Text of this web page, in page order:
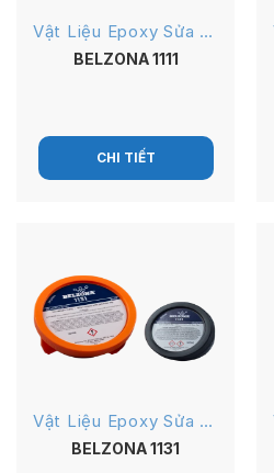
Vật Liệu Epoxy Sửa Chữa
BELZONA 1111
CHI TIẾT
Vật Liệu Epoxy Sửa Chữa
BELZONA 1131